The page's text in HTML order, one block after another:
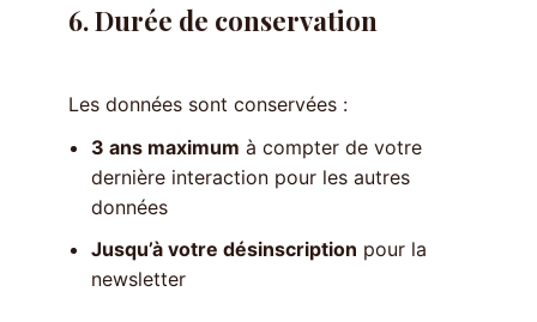
6. Durée de conservation
Les données sont conservées :
3 ans maximum à compter de votre
dernière interaction pour les autres
données
Jusqu’à votre désinscription pour la
newsletter